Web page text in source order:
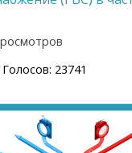
Голосов: 23741